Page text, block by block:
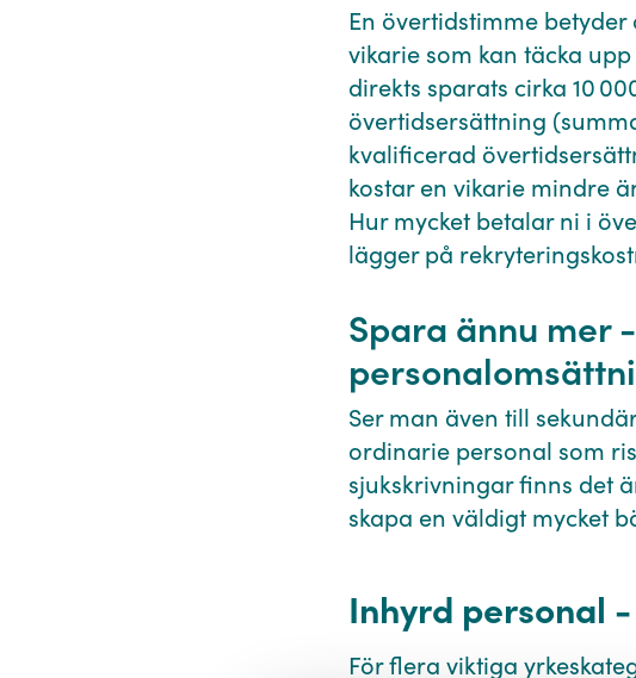
En övertidstimme
vikarie som kan täcka
direkts sparats cirka 10
övertidsersättning
kvalificerad
kostar en vikarie mindre
Hur mycket betalar ni i
lägger på
Spara ännu mer
Ser man även till
ordinarie personal som
sjukskrivningar finns det
skapa en väldigt mycket
Inhyrd personal
För flera viktiga